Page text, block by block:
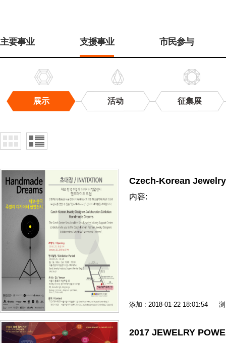
메
主要事业 支援事业 市民参与
展示 活动 征集展
Czech-Korean
内容:
添加 : 2018-01-22 18:01:54
2017 JEWELRY